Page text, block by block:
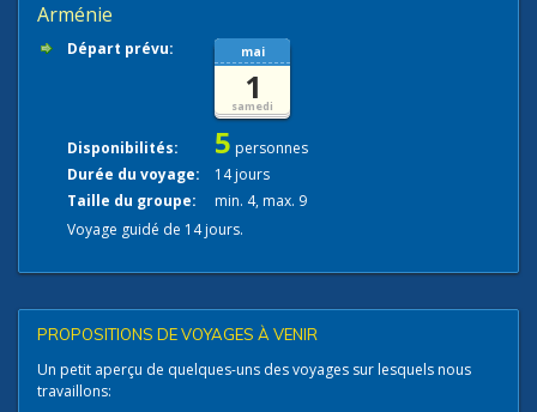
Arménie
Départ prévu: mai
1
samedi
Disponibilités: 5 personnes
Durée du voyage:
14 jours
Taille du groupe:
min. 4, max. 9
Voyage guidé de 14 jours.
PROPOSITIONS DE VOYAGES À VENIR
Un petit aperçu de quelques-uns des voyages sur lesquels nous
travaillons: